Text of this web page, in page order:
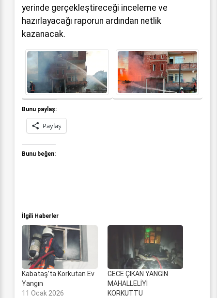
yerinde gerçekleştireceği inceleme ve
hazırlayacağı raporun ardından netlik
kazanacak.
Bunu paylaş:
Paylaş
Bunu beğen:
İlgili Haberler
Kabataş’ta Korkutan Ev
Yangın
11 Ocak 2026
GECE ÇIKAN YANGIN
MAHALLELİYİ
KORKUTTU